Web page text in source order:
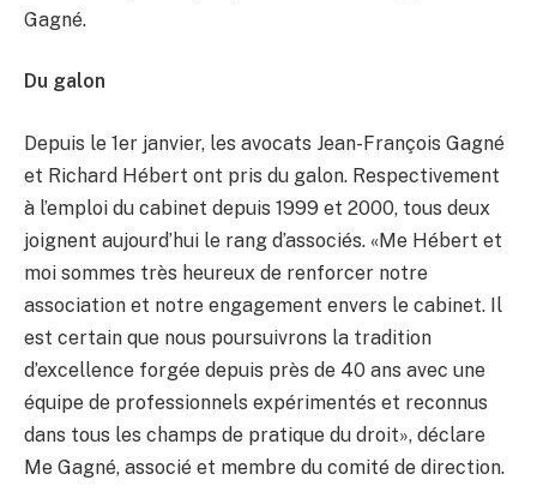
Gagné.
Du galon
Depuis le 1er janvier, les avocats Jean-François Gagné
et Richard Hébert ont pris du galon. Respectivement
à l’emploi du cabinet depuis 1999 et 2000, tous deux
joignent aujourd’hui le rang d’associés. «Me Hébert et
moi sommes très heureux de renforcer notre
association et notre engagement envers le cabinet. Il
est certain que nous poursuivrons la tradition
d’excellence forgée depuis près de 40 ans avec une
équipe de professionnels expérimentés et reconnus
dans tous les champs de pratique du droit», déclare
Me Gagné, associé et membre du comité de direction.